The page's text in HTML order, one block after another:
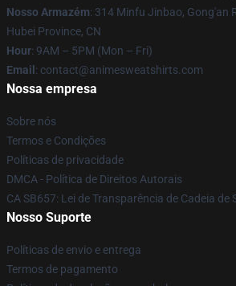
Nosso Armazém: 314 Minfu Jinbao, Gong'an
Hubei Province, CN
Hour: 9AM – 5PM (Mon – Fri)
Email : contact@animesweatshirts.com
Nossa empresa
Sobre nós
Termos e Condições
Políticas de privacidade
DMCA - Política de Direitos Autorais
CA SB657: Lei de Transparência de Cadeia de
Nosso Suporte
Políticas de envio e entrega
Termos de pagamento